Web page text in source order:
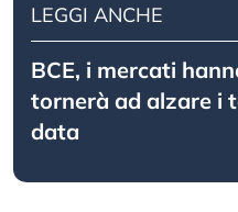
LEGGI ANCHE
BCE, i mercati
tornerà ad alzare i
data